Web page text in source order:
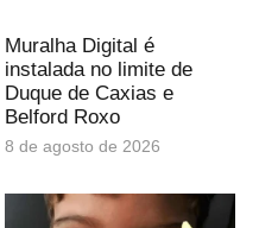
Muralha Digital é
instalada no limite de
Duque de Caxias e
Belford Roxo
8 de agosto de 2026